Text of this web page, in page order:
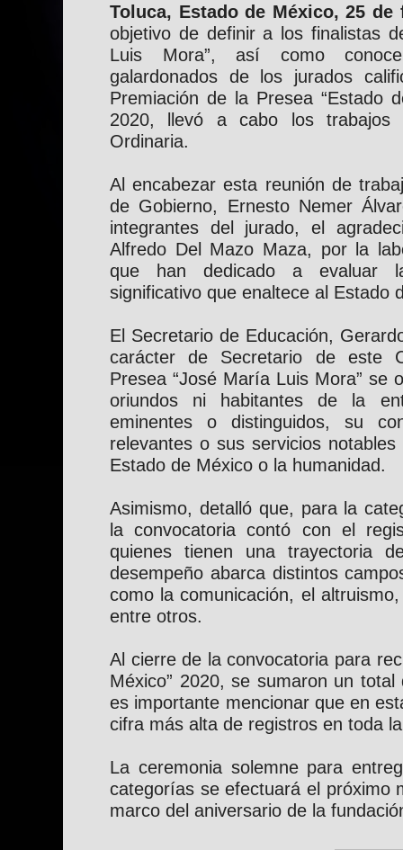
Toluca, Estado de México, 25 de
objetivo de definir a los finalistas
Luis Mora”, así como
galardonados de los jurados
Premiación de la Presea “Estado
2020, llevó a cabo los trabajos
Ordinaria.
Al encabezar esta reunión de
de Gobierno, Ernesto Nemer
integrantes del jurado, el
Alfredo Del Mazo Maza, por la
que han dedicado a evaluar
significativo que enaltece al Estado
El Secretario de Educación,
carácter de Secretario de este
Presea “José María Luis Mora” se
oriundos ni habitantes de la
eminentes o distinguidos, su
relevantes o sus servicios
Estado de México o la humanidad.
Asimismo, detalló que, para la
la convocatoria contó con el
quienes tienen una trayectoria
desempeño abarca distintos
como la comunicación, el
entre otros.
Al cierre de la convocatoria para
México” 2020, se sumaron un
es importante mencionar que en
cifra más alta de registros en toda
La ceremonia solemne para
categorías se efectuará el próximo
marco del aniversario de la